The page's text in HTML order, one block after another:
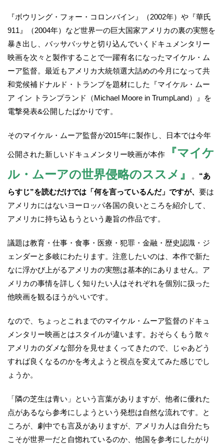
『ボウリング・フォー・コロンバイン』（2002年）や『華氏
911』（2004年）など世界一の巨大国家アメリカの裏の実態を
暴き出し、バッサバッサと切り込んでいくドキュメンタリー
映画を次々と製作することで一躍有名になったマイケル・ム
ーア監督。最近もアメリカ大統領選大詰めの今月になって共
和党候補ドナルド・トランプを題材にした『マイケル・ムー
ア イン トランプランド（Michael Moore in TrumpLand）』を
電撃発表&公開したばかりです。
そのマイケル・ムーア監督が2015年に製作し、日本では今年
公開された新しいドキュメンタリー映画が本作
『マイケ
ル・ムーアの世界侵略のススメ』
。 “あ
らすじ”を読むだけでは「何を言っているんだ」ですが、 要は
アメリカにはないヨーロッパ各国の良いところを紹介して、
アメリカに持ち込もうという趣旨の作品です。
議題は教育・仕事・食事・医療・犯罪・金融・歴史認識・ジ
ェンダーと多岐にわたります。注意したいのは、本作で新た
なに浮かび上がるアメリカの実態は基本的にありません。ア
メリカの事情を詳しく知りたい人はそれぞれを個別に扱った
他映画を観るほうがいいです。
なので、ちょっとこれまでのマイケル・ムーア監督のドキュ
メンタリー映画とはスタイルが違います。おそらくもう散々
アメリカのダメな部分を見せまくってきたので、じゃあどう
すれば良くなるのかを考えようと視点を変えてみた感じでし
ょうか。
「隣の芝生は青い」という言葉がありますが、他者に優れた
点があるなら参考にしようという発想は自然な流れです。と
ころが、劇中でも言及がありますが、アメリカ人は自分たち
こそが世界一だと自惚れているのか、他国を参考にしたがり